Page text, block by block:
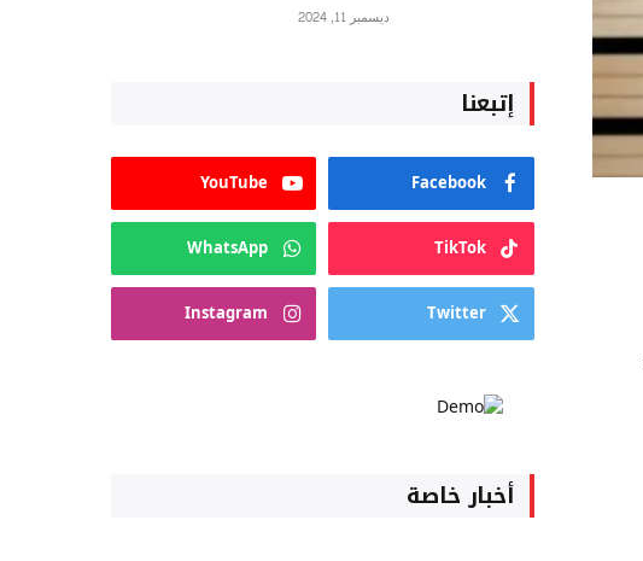
ديسمبر 11, 2024
إتبعنا
Facebook
YouTube
TikTok
WhatsApp
Twitter
Instagram
أخبار خاصة